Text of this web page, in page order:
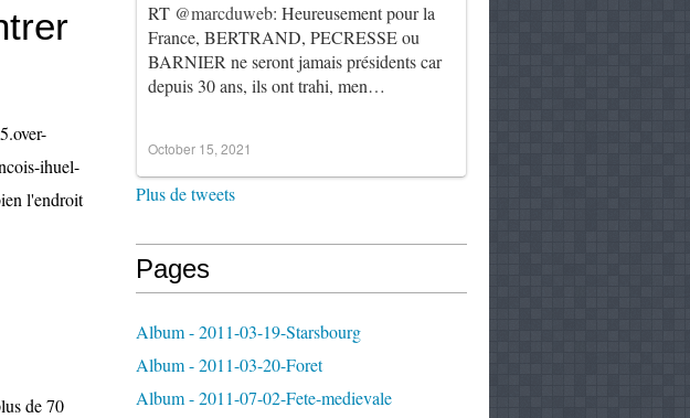
ihuel-
l'endroit
de 70
RT @marcduweb: Heureusement pour la
France, BERTRAND, PECRESSE ou
BARNIER ne seront jamais présidents car
depuis 30 ans, ils ont trahi, men…
October 15, 2021
Plus de tweets
Pages
Album - 2011-03-19-Starsbourg
Album - 2011-03-20-Foret
Album - 2011-07-02-Fete-medievale